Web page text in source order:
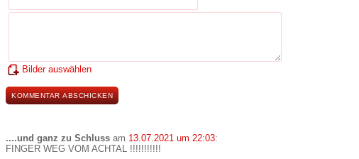
Bilder auswählen
....und ganz zu Schluss am 13.07.2021 um 22:03:
FINGER WEG VOM ACHTAL !!!!!!!!!!!